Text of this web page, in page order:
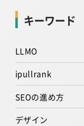
キーワード
LLMO
ipullrank
SEOの進め方
デザイン